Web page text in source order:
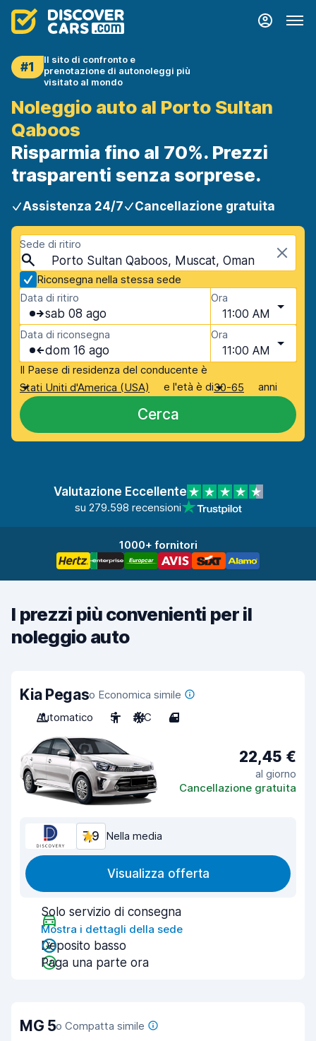
#1
Il sito di confronto e
prenotazione di autonoleggi più
visitato al mondo
Noleggio auto al Porto Sultan
Qaboos
Risparmia fino al 70%. Prezzi
trasparenti senza sorprese.
Assistenza 24/7 Cancellazione gratuita
Sede di ritiro
Porto Sultan Qaboos, Muscat, Oman
Riconsegna nella stessa sede
Data di ritiro
sab 08 ago
Ora
11:00 AM
Data di riconsegna
dom 16 ago
Ora
11:00 AM
Il Paese di residenza del conducente è
Stati Uniti d'America (USA)
e l'età è di30-65 anni
Cerca
Valutazione Eccellente
su 279.598 recensioni
1000+ fornitori
I prezzi più convenienti per il
noleggio auto
Kia Pegaso Economica simile
Automatico
5 A/C 4
22,45 €
al giorno
Cancellazione gratuita
7,9 Nella media
Visualizza offerta
Solo servizio di consegna
Mostra i dettagli della sede
Deposito basso
Paga una parte ora
MG 5o Compatta simile